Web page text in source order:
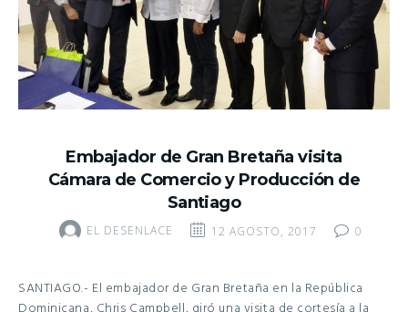
Embajador de Gran Bretaña visita
Cámara de Comercio y Producción de
Santiago
EL DESENLACE 12 AGOSTO, 2017 0
SANTIAGO.- El embajador de Gran Bretaña en la República